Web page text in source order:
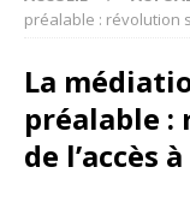
préalable : révolution
La
préalable
de l’accès